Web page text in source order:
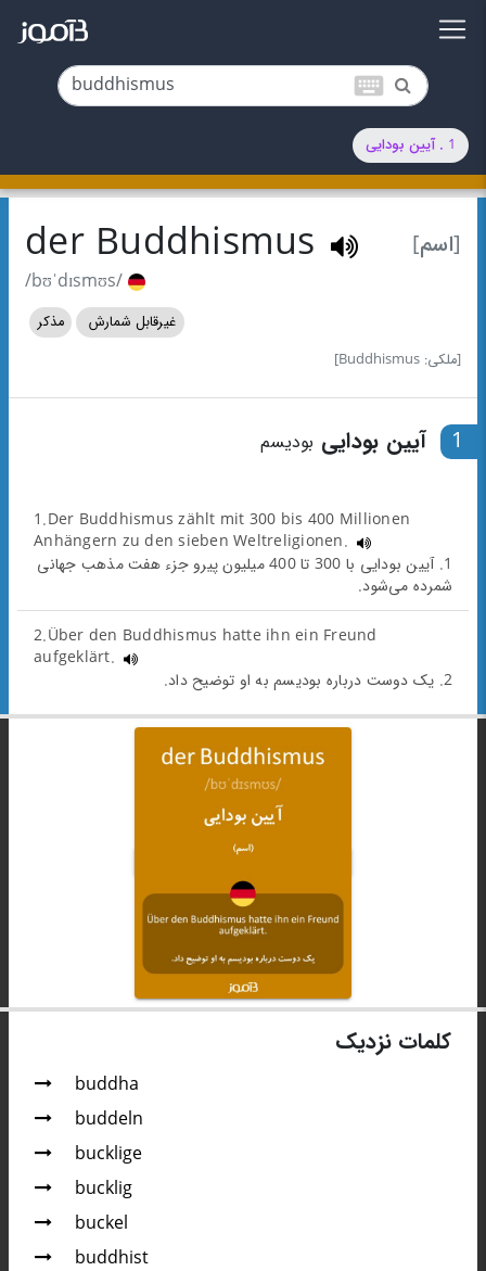
keyboard
1 . آیین بودایی
[اسم] der Buddhismus
/bʊˈdɪsmʊs/
غیرقابل شمارش
مذکر
[ملکی: Buddhismus]
1 آیین بودایی بودیسم
1.Der Buddhismus zählt mit 300 bis 400 Millionen
Anhängern zu den sieben Weltreligionen.
1. آیین بودایی با 300 تا 400 میلیون پیرو جزء هفت مذهب جهانی
شمرده می‌شود.
2.Über den Buddhismus hatte ihn ein Freund
aufgeklärt.
2. یک دوست درباره بودیسم به او توضیح داد.
کلمات نزدیک
buddha
buddeln
bucklige
bucklig
buckel
buddhist